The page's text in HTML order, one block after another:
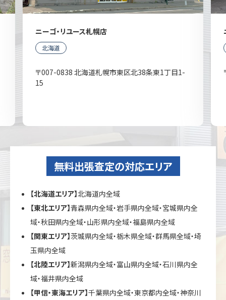
ニーゴ・リユース札幌店
北海道
〒007-0838 北海道札幌市東区北38条東1丁目1-
15
無料出張査定の対応エリア
【北海道エリア】北海道内全域
【東北エリア】青森県内全域・岩手県内全域・宮城県内全
域・秋田県内全域・山形県内全域・福島県内全域
【関東エリア】茨城県内全域・栃木県全域・群馬県全域・埼
玉県内全域
【北陸エリア】新潟県内全域・富山県内全域・石川県内全
域・福井県内全域
【甲信・東海エリア】千葉県内全域・東京都内全域・神奈川